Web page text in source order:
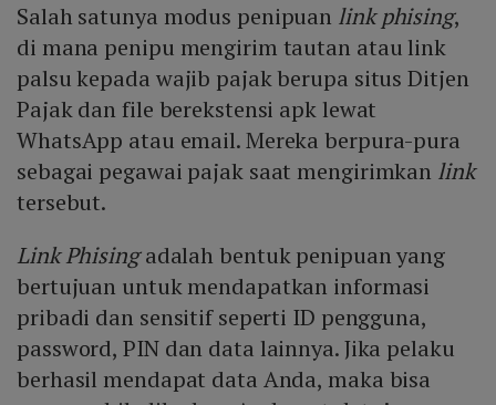
Salah satunya modus penipuan link phising,
di mana penipu mengirim tautan atau link
palsu kepada wajib pajak berupa situs Ditjen
Pajak dan file berekstensi apk lewat
WhatsApp atau email. Mereka berpura-pura
sebagai pegawai pajak saat mengirimkan link
tersebut.
Link Phisingadalah bentuk penipuan yang
bertujuan untuk mendapatkan informasi
pribadi dan sensitif seperti ID pengguna,
password, PIN dan data lainnya. Jika pelaku
berhasil mendapat data Anda, maka bisa